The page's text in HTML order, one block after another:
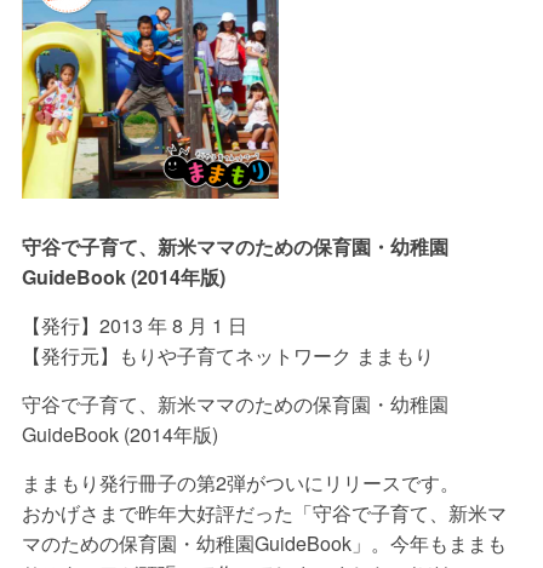
守谷で子育て、新米ママのための保育園・幼稚園
GuideBook (2014年版)
【発行】2013 年 8 月 1 日
【発行元】もりや子育てネットワーク ままもり
守谷で子育て、新米ママのための保育園・幼稚園
GuideBook (2014年版)
ままもり発行冊子の第2弾がついにリリースです。
おかげさまで昨年大好評だった「守谷で子育て、新米マ
マのための保育園・幼稚園GuideBook」。今年もままも